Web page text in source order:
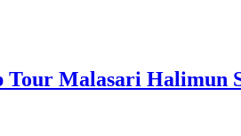
Malasari Halimun